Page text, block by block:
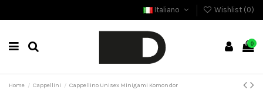
Italiano Wishlist (0)
0
Home Cappellini Cappellino Unisex Minigami Komondor